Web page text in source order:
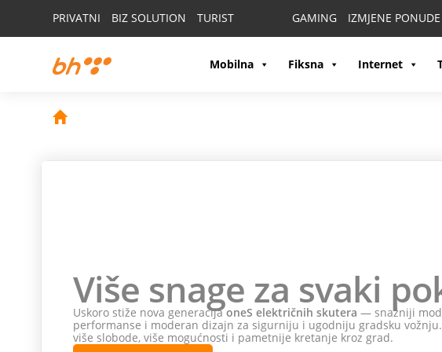
PRIVATNI BIZ SOLUTION TURIST GAMING IZMJENE PONUDE
Mobilna Fiksna Internet
Više snage za svaki
Uskoro stiže nova generacijaoneS električnih skutera — snažniji
performanse i moderan dizajn za sigurniju i ugodniju gradsku vožnju.
više slobode, više mogućnosti i pametnije kretanje kroz grad.